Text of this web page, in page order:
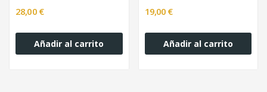
28,00 €
Añadir al carrito
19,00 €
Añadir al carrito